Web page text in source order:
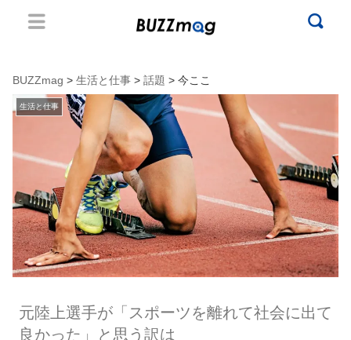
BUZZmag > 生活と仕事 > 話題 > 今ここ
生活と仕事
元陸上選手が「スポーツを離れて社会に出て
良かった」と思う訳は